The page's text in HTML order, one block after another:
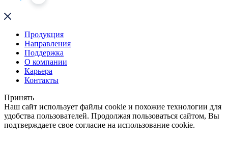
Продукция
Направления
Поддержка
О компании
Карьера
Контакты
Принять
Наш сайт использует файлы cookie и похожие технологии для
удобства пользователей. Продолжая пользоваться сайтом, Вы
подтверждаете свое согласие на использование cookie.